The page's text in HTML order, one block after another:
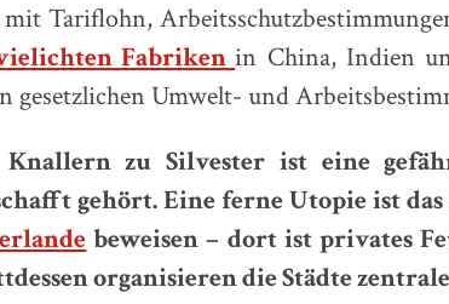
Tariflohn,
Fabrikenin China, Indien
gesetzlichen Umwelt- und
zu Silvester ist eine
gehört. Eine ferne Utopie ist
beweisen – dort ist privates
organisieren die Städte